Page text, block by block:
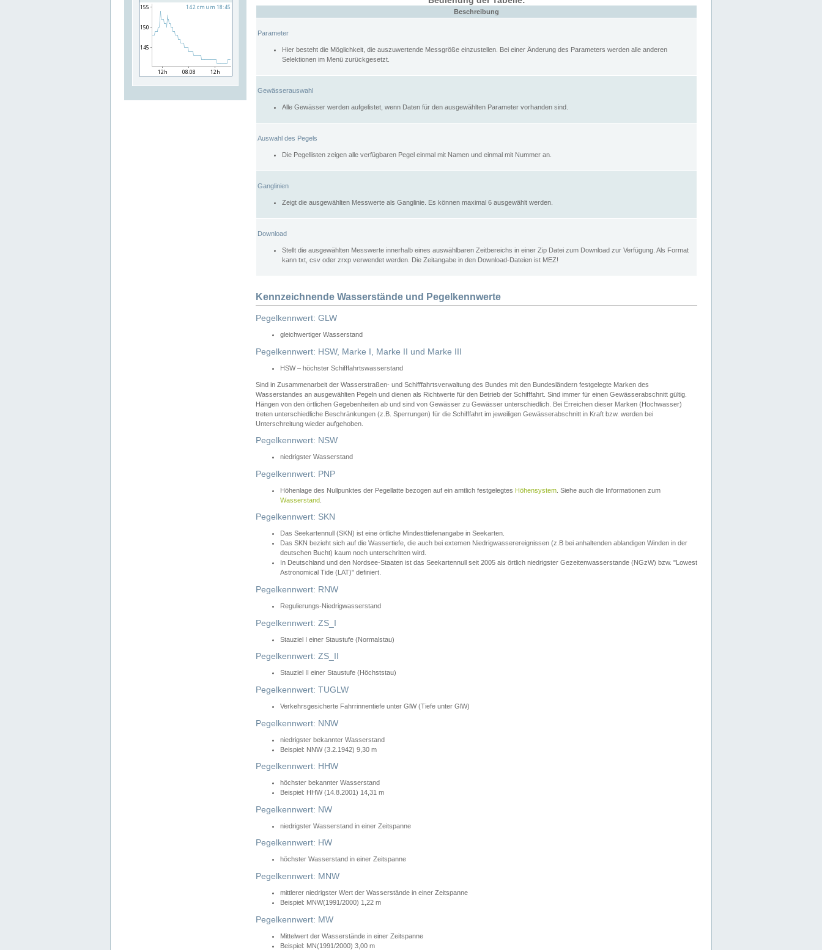
Beschreibung
Parameter
Hier besteht die Möglichkeit, die auszuwertende Messgröße einzustellen. Bei einer Änderung des Parameters werden alle anderen
Selektionen im Menü zurückgesetzt.
Gewässerauswahl
Alle Gewässer werden aufgelistet, wenn Daten für den ausgewählten Parameter vorhanden sind.
Auswahl des Pegels
Die Pegellisten zeigen alle verfügbaren Pegel einmal mit Namen und einmal mit Nummer an.
Ganglinien
Zeigt die ausgewählten Messwerte als Ganglinie. Es können maximal 6 ausgewählt werden.
Download
Stellt die ausgewählten Messwerte innerhalb eines auswählbaren Zeitbereichs in einer Zip Datei zum Download zur Verfügung. Als Format
kann txt, csv oder zrxp verwendet werden. Die Zeitangabe in den Download-Dateien ist MEZ!
Kennzeichnende Wasserstände und Pegelkennwerte
Pegelkennwert: GLW
gleichwertiger Wasserstand
Pegelkennwert: HSW, Marke I, Marke II und Marke III
HSW – höchster Schifffahrtswasserstand
Sind in Zusammenarbeit der Wasserstraßen- und Schifffahrtsverwaltung des Bundes mit den Bundesländern festgelegte Marken des
Wasserstandes an ausgewählten Pegeln und dienen als Richtwerte für den Betrieb der Schifffahrt. Sind immer für einen Gewässerabschnitt gültig.
Hängen von den örtlichen Gegebenheiten ab und sind von Gewässer zu Gewässer unterschiedlich. Bei Erreichen dieser Marken (Hochwasser)
treten unterschiedliche Beschränkungen (z.B. Sperrungen) für die Schifffahrt im jeweiligen Gewässerabschnitt in Kraft bzw. werden bei
Unterschreitung wieder aufgehoben.
Pegelkennwert: NSW
niedrigster Wasserstand
Pegelkennwert: PNP
Höhenlage des Nullpunktes der Pegellatte bezogen auf ein amtlich festgelegtes Höhensystem . Siehe auch die Informationen zum
Wasserstand
Pegelkennwert: SKN
Das Seekartennull (SKN) ist eine örtliche Mindesttiefenangabe in Seekarten.
Das SKN bezieht sich auf die Wassertiefe, die auch bei extemen Niedrigwasserereignissen (z.B bei anhaltenden ablandigen Winden in der
deutschen Bucht) kaum noch unterschritten wird.
In Deutschland und den Nordsee-Staaten ist das Seekartennull seit 2005 als örtlich niedrigster Gezeitenwasserstande (NGzW) bzw. "Lowest
Astronomical Tide (LAT)" definiert.
Pegelkennwert: RNW
Regulierungs-Niedrigwasserstand
Pegelkennwert: ZS_I
Stauziel I einer Staustufe (Normalstau)
Pegelkennwert: ZS_II
Stauziel II einer Staustufe (Höchststau)
Pegelkennwert: TUGLW
Verkehrsgesicherte Fahrrinnentiefe unter GlW (Tiefe unter GlW)
Pegelkennwert: NNW
niedrigster bekannter Wasserstand
Beispiel: NNW (3.2.1942) 9,30 m
Pegelkennwert: HHW
höchster bekannter Wasserstand
Beispiel: HHW (14.8.2001) 14,31 m
Pegelkennwert: NW
niedrigster Wasserstand in einer Zeitspanne
Pegelkennwert: HW
höchster Wasserstand in einer Zeitspanne
Pegelkennwert: MNW
mittlerer niedrigster Wert der Wasserstände in einer Zeitspanne
Beispiel: MNW(1991/2000) 1,22 m
Pegelkennwert: MW
Mittelwert der Wasserstände in einer Zeitspanne
Beispiel: MN(1991/2000) 3,00 m